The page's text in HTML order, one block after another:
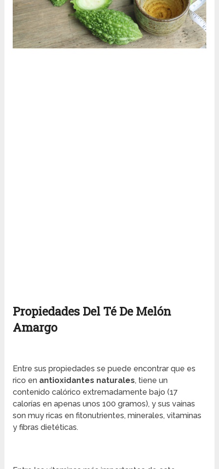
Propiedades Del Té De Melón
Amargo
Entre sus propiedades se puede encontrar que es
rico en antioxidantes naturales, tiene un
contenido calórico extremadamente bajo (17
calorías en apenas unos 100 gramos), y sus vainas
son muy ricas en fitonutrientes, minerales, vitaminas
y fibras dietéticas.